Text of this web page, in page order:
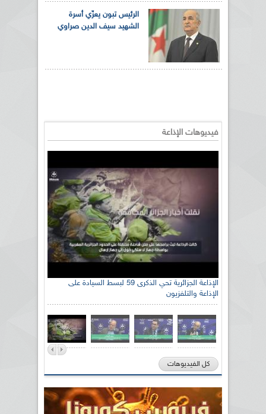
الرئيس تبون يعزّي أسرة
الشهيد سيف الدين صراوي
فيديوهات الإذاعة
الإذاعة الجزائرية تحي الذكرى 59 لبسط السيادة على
الإذاعة والتلفزيون
كل الفيديوهات